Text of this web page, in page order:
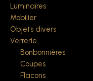
Luminaires
Mobilier
Objets divers
Verrerie
Bonbonnières
Coupes
Flacons